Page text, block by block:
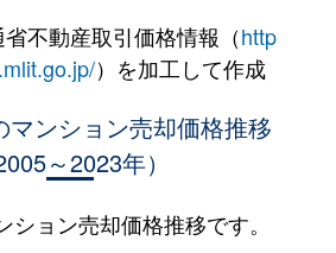
万円 東区役所前
万円 東区役所前
万円 東区役所前
不動産取引価格情報（http
）を加工して作成
マンション売却価格推移
～2023年）
ョン売却価格推移です。